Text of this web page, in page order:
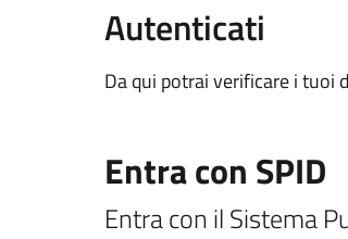
Autenticati
Da qui potrai verificare i tuoi
Entra con SPID
Entra con il Sistema